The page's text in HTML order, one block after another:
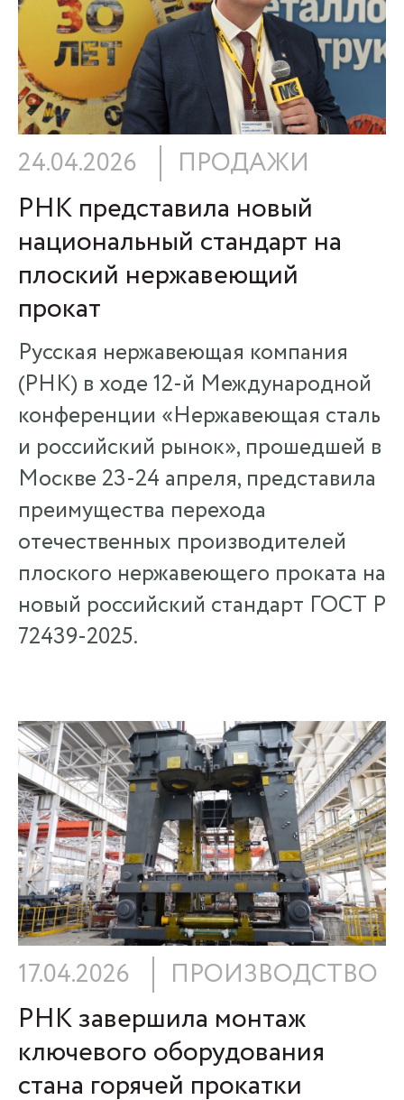
24.04.2026 ПРОДАЖИ
РНК представила новый
национальный стандарт на
плоский нержавеющий
прокат
Русская нержавеющая компания
(РНК) в ходе 12-й Международной
конференции «Нержавеющая сталь
и российский рынок», прошедшей в
Москве 23-24 апреля, представила
преимущества перехода
отечественных производителей
плоского нержавеющего проката на
новый российский стандарт ГОСТ Р
72439-2025.
17.04.2026 ПРОИЗВОДСТВО
РНК завершила монтаж
ключевого оборудования
стана горячей прокатки